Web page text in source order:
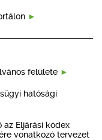
felülete
hatósági
Eljárási kódex
vonatkozó tervezet